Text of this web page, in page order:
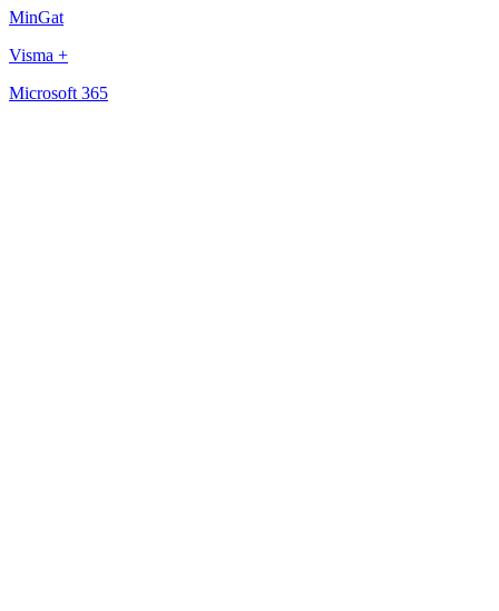
MinGat
Visma +
Microsoft 365